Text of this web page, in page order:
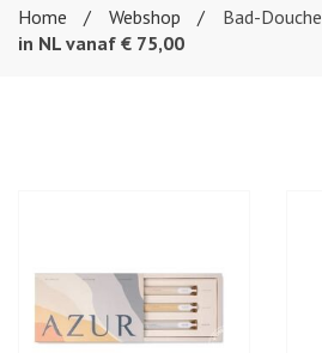
Home
Webshop Bad-Douche
in NL vanaf € 75,00